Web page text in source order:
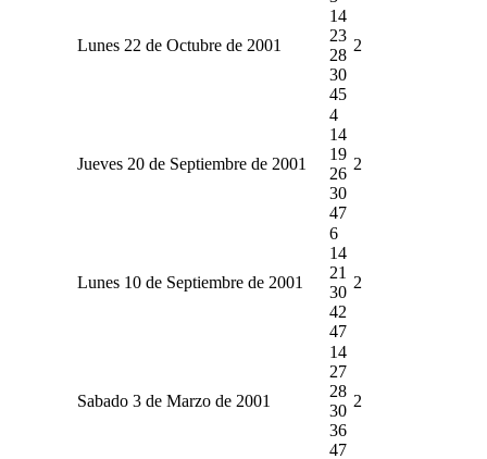
Lunes 22 de Octubre de 2001
14
23
28
30
45
2
Jueves 20 de Septiembre de 2001
4
14
19
26
30
47
2
Lunes 10 de Septiembre de 2001
6
14
21
30
42
47
2
Sabado 3 de Marzo de 2001
14
27
28
30
36
47
2